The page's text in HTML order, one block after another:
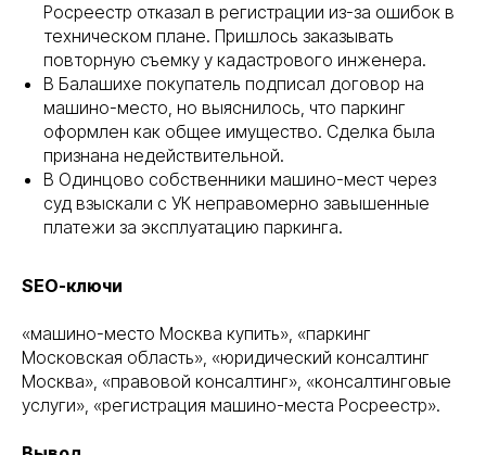
Росреестр отказал в регистрации из-за ошибок в
техническом плане. Пришлось заказывать
повторную съемку у кадастрового инженера.
В Балашихе покупатель подписал договор на
машино-место, но выяснилось, что паркинг
оформлен как общее имущество. Сделка была
признана недействительной.
В Одинцово собственники машино-мест через
суд взыскали с УК неправомерно завышенные
платежи за эксплуатацию паркинга.
SEO-ключи
«машино-место Москва купить», «паркинг
Московская область», «юридический консалтинг
Москва», «правовой консалтинг», «консалтинговые
услуги», «регистрация машино-места Росреестр».